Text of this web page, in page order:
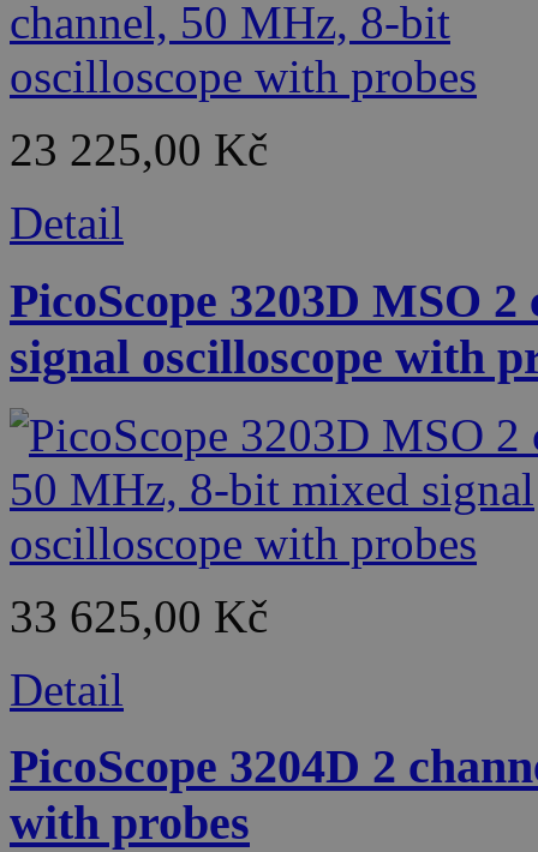
23 225,00 Kč
Detail
PicoScope 3203D MSO
signal oscilloscope with
33 625,00 Kč
Detail
PicoScope 3204D 2
with probes